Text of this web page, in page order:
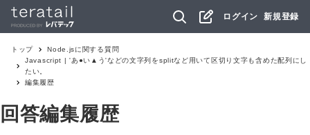
ログイン 新規登録
トップ Node.jsに関する質問
Javascript | 'あ●い▲う'などの文字列をsplitなど用いて区切り文字も含めた配列にし
たい。
編集履歴
回答編集履歴